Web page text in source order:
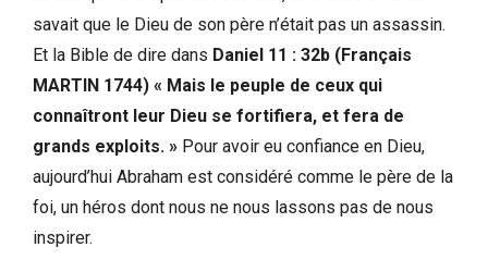
savait que le Dieu de son père n’était pas un assassin.
Et la Bible de dire dans Daniel 11 : 32b (Français
MARTIN 1744) « Mais le peuple de ceux qui
connaîtront leur Dieu se fortifiera, et fera de
grands exploits. » Pour avoir eu confiance en Dieu,
aujourd’hui Abraham est considéré comme le père de la
foi, un héros dont nous ne nous lassons pas de nous
inspirer.